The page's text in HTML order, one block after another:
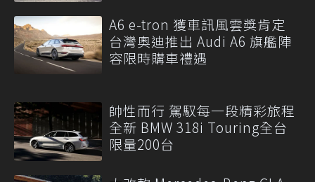
A6 e-tron 獲車訊風雲獎肯定
台灣奧迪推出 Audi A6 旗艦陣
容限時購車禮遇
帥性而行 駕馭每一段精彩旅程
全新 BMW 318i Touring全台
限量200台